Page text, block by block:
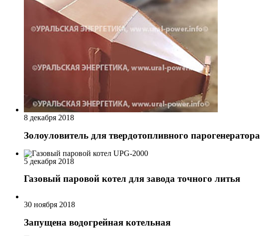
8 декабря 2018
Золоуловитель для твердотопливного парогенератора
5 декабря 2018
Газовый паровой котел для завода точного литья
30 ноября 2018
Запущена водогрейная котельная